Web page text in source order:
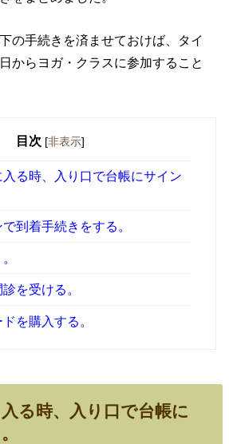
の手続きを済ませておけば、タイ
からヨガ・クラスに参加すること
目次 [非表示]
る時、入り口で台帳にサイン
到着手続きをする。
を受ける。
を購入する。
る時、入り口で台帳に